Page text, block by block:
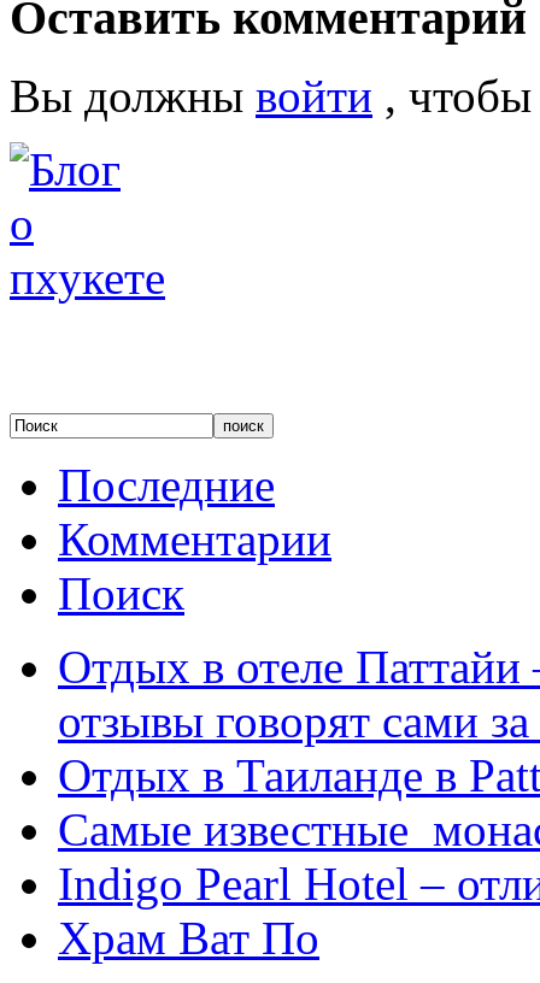
Оставить комментарий
Вы должны войти ,
Последние
Комментарии
Поиск
Отдых в отеле
отзывы говорят сами за
Отдых в Таиланде в
Самые известные
Indigo Pearl Hotel –
Храм Ват По